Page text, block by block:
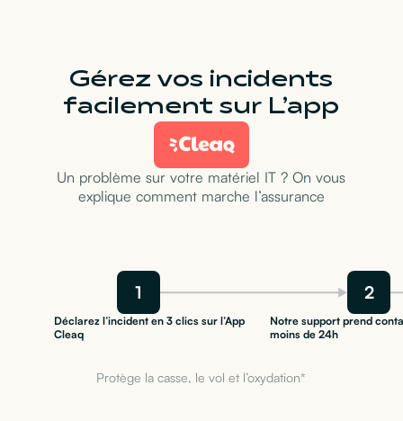
Gérez vos incidents
facilement sur L’app
Un problème sur votre matériel IT ? On vous
explique comment marche l’assurance
1 2
Déclarez l’incident en 3 clics sur l’App
Cleaq
Notre support prend
moins de 24h
Protège la casse, le vol et l’oxydation*